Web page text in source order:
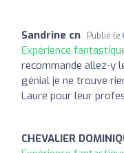
Sandrine cn Publié le
Expérience
recommande allez-y
génial je ne trouve
Laure pour leur
CHEVALIER